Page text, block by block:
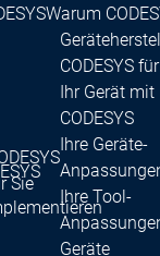
Warum
Sie
CODESYS
Ihr Gerät mit
CODESYS
Ihre Geräte-
Ihre Tool-
Geräte